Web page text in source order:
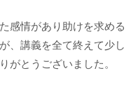
感情があり助けを求める
、講義を全て終えて少し
がとうございました。